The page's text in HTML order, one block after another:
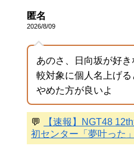
匿名
2026/8/09
あのさ、日向坂が好
較対象に個人名上げ
やめた方が良いよ
💬
【速報】NGT48
初センター「夢叶った